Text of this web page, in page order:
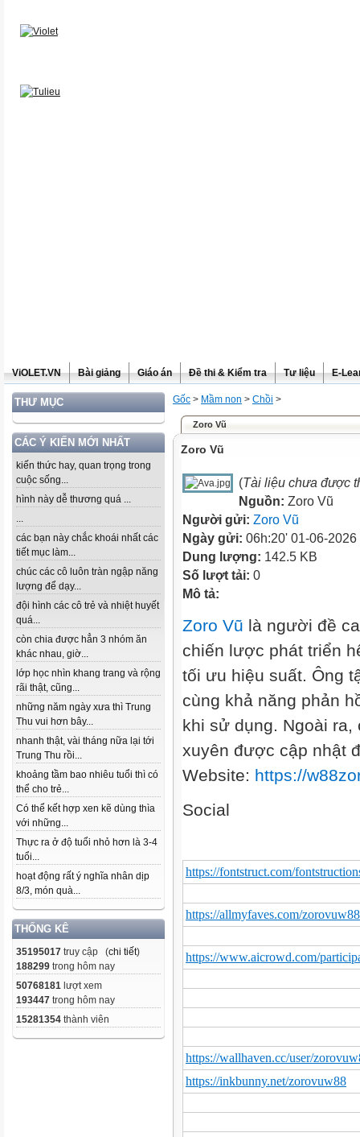
ViOLET.VN Bài giảng Giáo án Đề thi & Kiểm tra Tư liệu E-
THƯ MỤC
CÁC Ý KIẾN MỚI NHẤT
kiến thức hay, quan trọng trong
cuộc sống...
hình này dễ thương quá ...
...
các bạn này chắc khoái nhất các
tiết mục làm...
chúc các cô luôn tràn ngập năng
lượng để dạy...
đội hình các cô trẻ và nhiệt huyết
quá...
còn chia được hẳn 3 nhóm ăn
khác nhau, giờ...
lớp học nhìn khang trang và rộng
rãi thật, cũng...
những năm ngày xưa thì Trung
Thu vui hơn bây...
nhanh thật, vài tháng nữa lại tới
Trung Thu rồi...
khoảng tầm bao nhiêu tuổi thì có
thể cho trẻ...
Có thể kết hợp xen kẽ dùng thìa
với những...
Thực ra ở độ tuổi nhỏ hơn là 3-4
tuổi...
hoạt động rất ý nghĩa nhân dịp
8/3, món quà...
THỐNG KÊ
35195017 truy cập (chi tiết)
188299 trong hôm nay
50768181 lượt xem
193447 trong hôm nay
15281354 thành viên
Gốc > Mầm non > Chồi >
Zoro Vũ
Zoro Vũ
(Tài liệu chưa được
Nguồn: Zoro Vũ
Người gửi: Zoro Vũ
Ngày gửi: 06h:20' 01-06-2026
Dung lượng: 142.5 KB
Số lượt tải: 0
Mô tả:
Zoro Vũ là người đề
chiến lược phát triển
tối ưu hiệu suất. Ông
cùng khả năng phản
khi sử dụng. Ngoài
xuyên được cập nhật
Website: https://
Social
https://fontstruct.com/
https://allmyfaves.com/
https://www.aicrowd.com/
https://wallhaven.cc/user/
https://inkbunny.net/zorovuw88